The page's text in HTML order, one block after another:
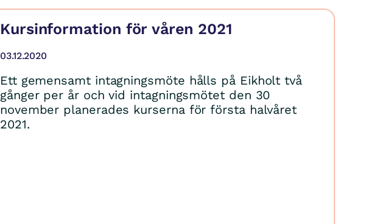
Kursinformation för våren 2021
03.12.2020
Ett gemensamt intagningsmöte hålls på Eikholt två
gånger per år och vid intagningsmötet den 30
november planerades kurserna för första halvåret
2021.